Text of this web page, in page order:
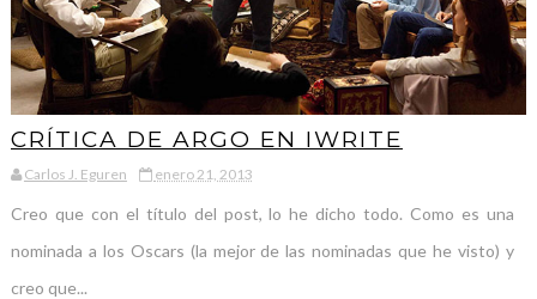
CRÍTICA DE ARGO EN IWRITE
Carlos J. Eguren enero 21, 2013
Creo que con el título del post, lo he dicho todo. Como es una
nominada a los Oscars (la mejor de las nominadas que he visto) y
creo que...